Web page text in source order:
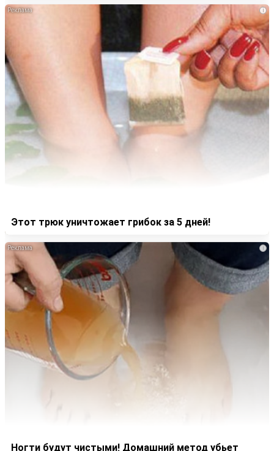
i
Этот трюк уничтожает грибок за 5 дней!
i
Ногти будут чистыми! Домашний метод убьет